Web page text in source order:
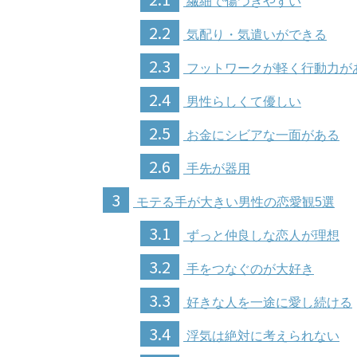
2.2 気配り・気遣いができる
2.3 フットワークが軽く行動力が
2.4 男性らしくて優しい
2.5 お金にシビアな一面がある
2.6 手先が器用
3 モテる手が大きい男性の恋愛観5選
3.1 ずっと仲良しな恋人が理想
3.2 手をつなぐのが大好き
3.3 好きな人を一途に愛し続ける
3.4 浮気は絶対に考えられない